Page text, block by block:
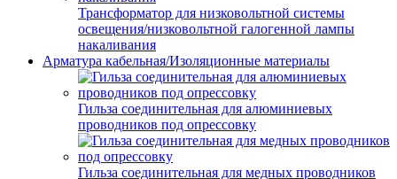
Трансформатор для низковольтной системы
освещения/низковольтной галогенной лампы
накаливания
Арматура кабельная/Изоляционные материалы
Гильза соединительная для алюминиевых
проводников под опрессовку
Гильза соединительная для медных проводников